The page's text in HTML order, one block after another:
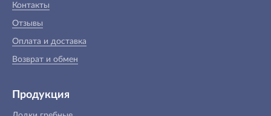
Контакты
Отзывы
Оплата и доставка
Возврат и обмен
Продукция